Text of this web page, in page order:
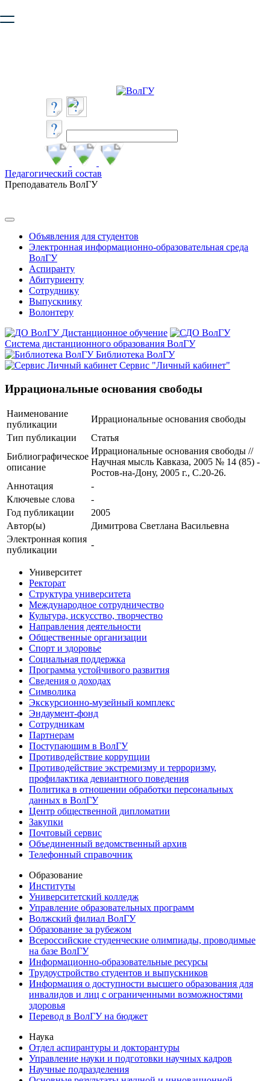
безопасную работу с сайтом. Пожалуйста
Педагогический состав
Преподаватель ВолГУ
Объявления для студентов
Электронная информационно-образовательная среда
ВолГУ
Аспиранту
Абитуриенту
Сотруднику
Выпускнику
Волонтеру
Дистанционное обучение
Система дистанционного образования ВолГУ
Библиотека ВолГУ
Сервис "Личный кабинет"
Иррациональные основания свободы
Наименование
публикации
Иррациональные основания свободы
Тип публикации
Статья
Библиографическое
описание
Иррациональные основания свободы //
Научная мысль Кавказа, 2005 № 14 (85) -
Ростов-на-Дону, 2005 г., С.20-26.
Аннотация
-
Ключевые cлова
-
Год публикации
2005
Автор(ы)
Димитрова Светлана Васильевна
Электронная копия
публикации
-
Университет
Ректорат
Структура университета
Международное сотрудничество
Культура, искусство, творчество
Направления деятельности
Общественные организации
Спорт и здоровье
Социальная поддержка
Программа устойчивого развития
Сведения о доходах
Символика
Экскурсионно-музейный комплекс
Эндаумент-фонд
Сотрудникам
Партнерам
Поступающим в ВолГУ
Противодействие коррупции
Противодействие экстремизму и терроризму,
профилактика девиантного поведения
Политика в отношении обработки персональных
данных в ВолГУ
Центр общественной дипломатии
Закупки
Почтовый сервис
Объединенный ведомственный архив
Телефонный справочник
Образование
Институты
Университетский колледж
Управление образовательных программ
Волжский филиал ВолГУ
Образование за рубежом
Всероссийские студенческие олимпиады, проводимые
на базе ВолГУ
Информационно-образовательные ресурсы
Трудоустройство студентов и выпускников
Информация о доступности высшего образования для
инвалидов и лиц с ограниченными возможностями
здоровья
Перевод в ВолГУ на бюджет
Наука
Отдел аспирантуры и докторантуры
Управление науки и подготовки научных кадров
Научные подразделения